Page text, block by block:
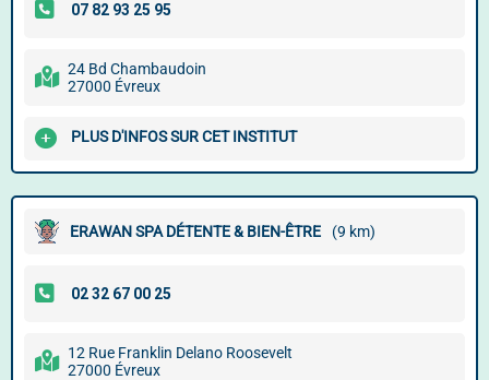
24 Bd Chambaudoin
27000 Évreux
PLUS D'INFOS SUR CET INSTITUT
ERAWAN SPA DÉTENTE & BIEN-ÊTRE (9 km)
12 Rue Franklin Delano Roosevelt
27000 Évreux